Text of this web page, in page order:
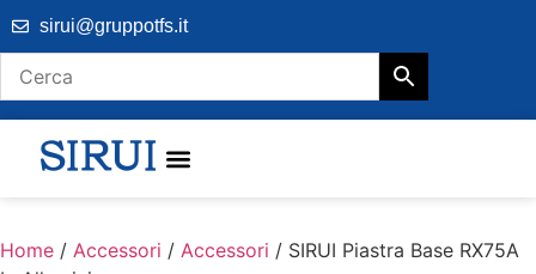
sirui@gruppotfs.it
Home / Accessori / Accessori / SIRUI Piastra Base RX75A